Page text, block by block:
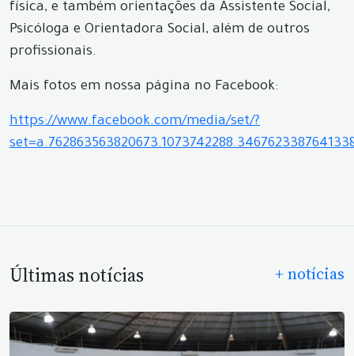
física, e também orientações da Assistente Social,
Psicóloga e Orientadora Social, além de outros
profissionais.
Mais fotos em nossa página no Facebook:
https://www.facebook.com/media/set/?
Últimas notícias + notícias